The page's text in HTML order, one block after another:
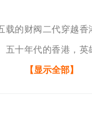
载的财阀二代穿越香
五十年代的香港，英
才子、佳人、大亨，
英雄往往发迹于此，
【显示全部】